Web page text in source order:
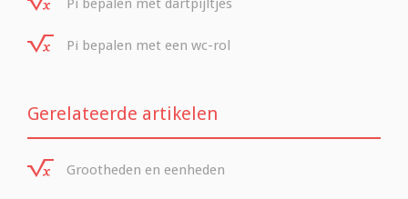
Pi bepalen met dartpijltjes
Pi bepalen met een wc-rol
Gerelateerde artikelen
Grootheden en eenheden